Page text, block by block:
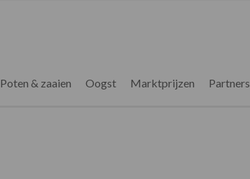
Poten & zaaien Oogst Marktprijzen Partners